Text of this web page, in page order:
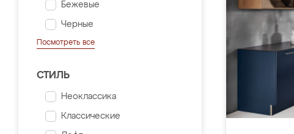
Бежевые
Черные
Посмотреть все
СТИЛЬ
Неоклассика
Классические